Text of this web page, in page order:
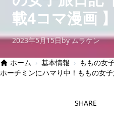
載4コマ漫画 】
2023年5月15日by ムラケン
ホーム › 基本情報 › ももの女
ホーチミンにハマり中！ももの女
SHARE